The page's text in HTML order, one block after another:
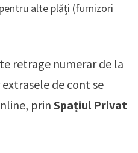
alte plăți (furnizori
retrage numerar de la
de cont se
prinSpațiul Privat